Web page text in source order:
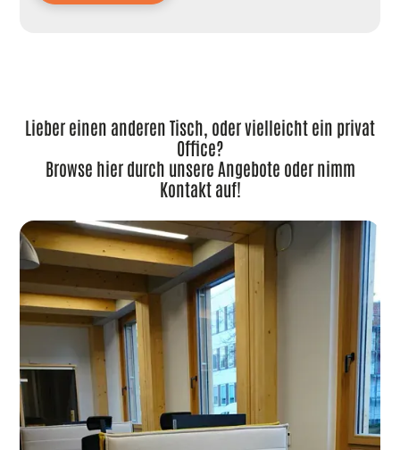
Lieber einen anderen Tisch, oder vielleicht ein privat
Office?
Browse hier durch unsere Angebote oder nimm
Kontakt auf!